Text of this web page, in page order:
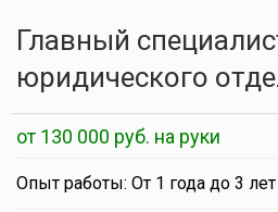
Главный
юридического
от 130 000 руб. на руки
Опыт работы: От 1 года до 3 лет